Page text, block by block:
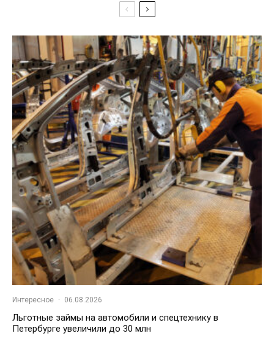
Интересное · 06.08.2026
Льготные займы на автомобили и спецтехнику в
Петербурге увеличили до 30 млн